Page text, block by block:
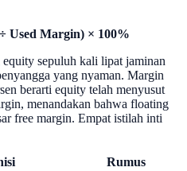
Used Margin) × 100%
sepuluh kali lipat jaminan
yang nyaman. Margin
berarti equity telah menyusut
menandakan bahwa floating
free margin. Empat istilah inti
Rumus